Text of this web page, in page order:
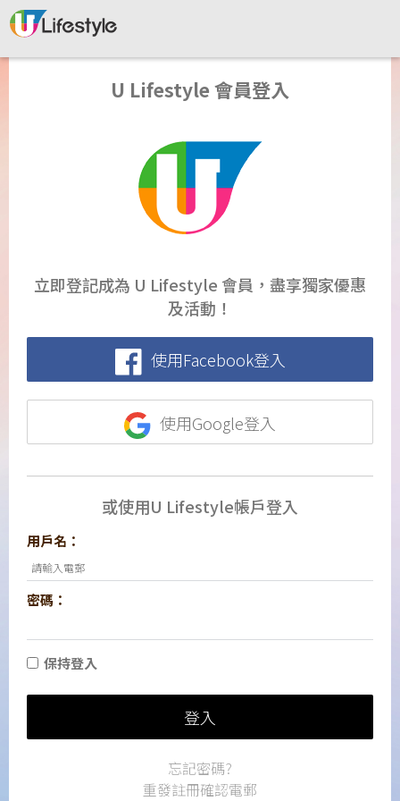
U Lifestyle 會員登入
立即登記成為 U Lifestyle 會員，盡享獨家優惠
及活動！
使用Facebook登入
使用Google登入
或使用U Lifestyle帳戶登入
用戶名：
密碼：
保持登入
登入
忘記密碼?
重發註冊確認電郵